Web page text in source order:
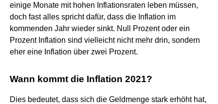
einige Monate mit hohen Inflationsraten leben müssen,
doch fast alles spricht dafür, dass die Inflation im
kommenden Jahr wieder sinkt. Null Prozent oder ein
Prozent Inflation sind vielleicht nicht mehr drin, sondern
eher eine Inflation über zwei Prozent.
Wann kommt die Inflation 2021?
Dies bedeutet, dass sich die Geldmenge stark erhöht hat,